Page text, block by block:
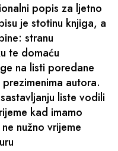
popis za ljetno
je stotinu knjiga, a
stranu
te domaću
na listi poredane
autora.
liste vodili
kad imamo
nužno vrijeme